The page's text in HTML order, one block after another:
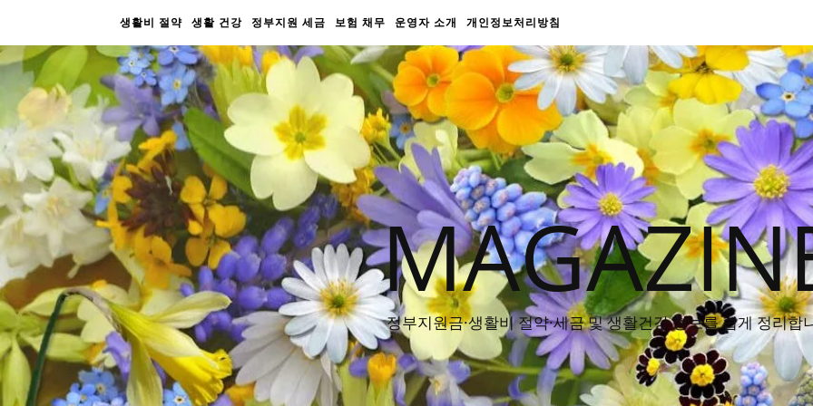
생활비 절약 생활 건강 정부지원 세금 보험 채무 운영자 소개 개인정보처리방침
정부지원금·생활비 절약·세금 및 생활건강 정보를 쉽게 정리합